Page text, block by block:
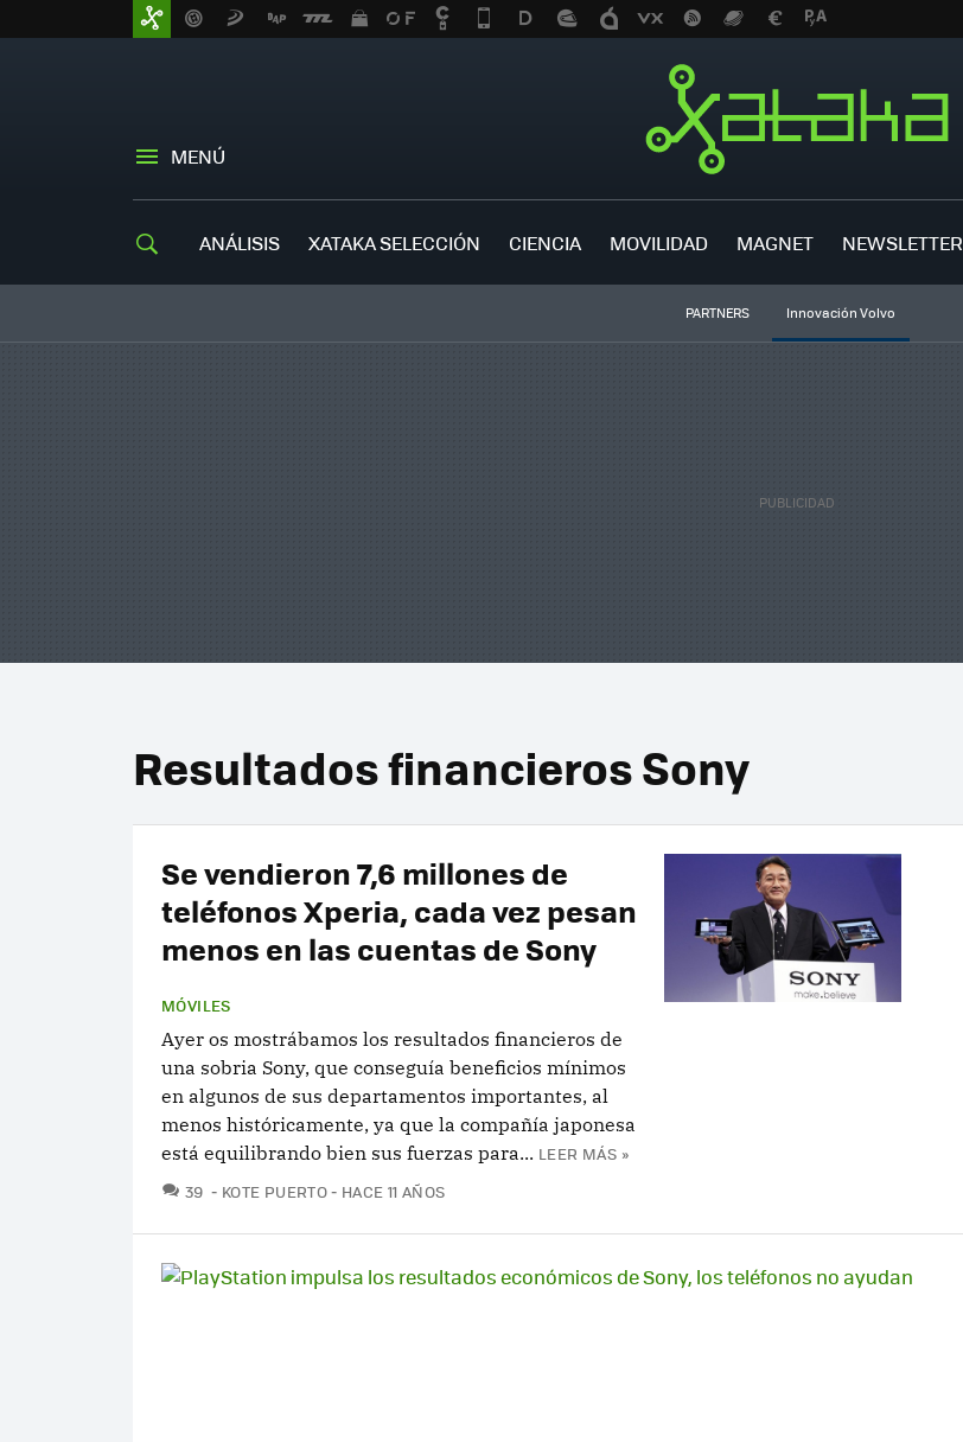
MENÚ
ANÁLISIS XATAKA SELECCIÓN CIENCIA MOVILIDAD MAGNET NEWSLETTER
PARTNERS Innovación Volvo
Resultados financieros Sony
Se vendieron 7,6 millones de
teléfonos Xperia, cada vez pesan
menos en las cuentas de Sony
MÓVILES
Ayer os mostrábamos los resultados financieros de
una sobria Sony, que conseguía beneficios mínimos
en algunos de sus departamentos importantes, al
menos históricamente, ya que la compañía japonesa
está equilibrando bien sus fuerzas para... LEER MÁS »
39 COMENTARIOS
KOTE PUERTO HACE 11 AÑOS